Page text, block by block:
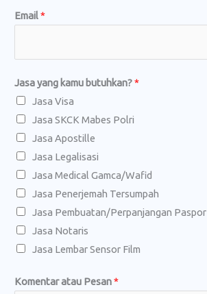
Email*
Jasa yang kamu butuhkan?*
Jasa Visa
Jasa SKCK Mabes Polri
Jasa Apostille
Jasa Legalisasi
Jasa Medical Gamca/Wafid
Jasa Penerjemah Tersumpah
Jasa Pembuatan/Perpanjangan Paspor
Jasa Notaris
Jasa Lembar Sensor Film
Komentar atau Pesan*